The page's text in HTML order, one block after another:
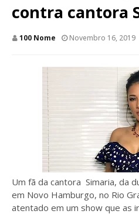
contra cantora
100 Nome Novembro 16, 2019
Um fã da cantora Simaria, da
em Novo Hamburgo, no Rio
atentado em um show que as